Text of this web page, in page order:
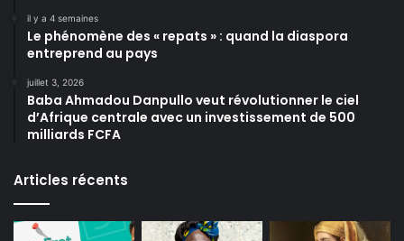
il y a 4 semaines
Le phénomène des « repats » : quand la diaspora
entreprend au pays
juillet 3, 2026
Baba Ahmadou Danpullo veut révolutionner le ciel
d’Afrique centrale avec un investissement de 500
milliards FCFA
Articles récents